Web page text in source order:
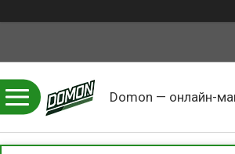
Domon — онлайн-